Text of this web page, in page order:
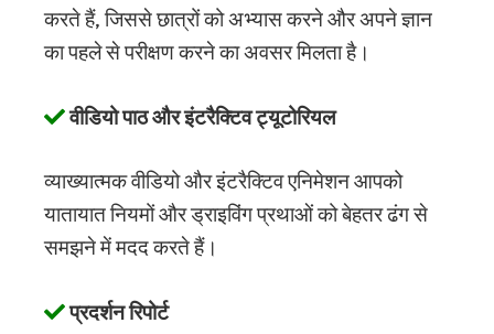
करते हैं, जिससे छात्रों को अभ्यास करने और अपने ज्ञान
का पहले से परीक्षण करने का अवसर मिलता है।
वीडियो पाठ और इंटरैक्टिव ट्यूटोरियल
व्याख्यात्मक वीडियो और इंटरैक्टिव एनिमेशन आपको
यातायात नियमों और ड्राइविंग प्रथाओं को बेहतर ढंग से
समझने में मदद करते हैं।
प्रदर्शन रिपोर्ट